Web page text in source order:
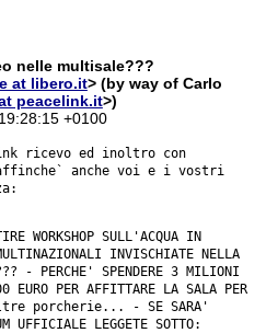
nelle multisale???
at libero.it> (by way of Carlo
peacelink.it>)
+0100
ricevo ed inoltro con
anche voi e i vostri
WORKSHOP SULL'ACQUA IN
INVISCHIATE NELLA
- PERCHE' SPENDERE 3 MILIONI
EURO PER AFFITTARE LA SALA PER
altre porcherie...
- SE SARA'
UFFICIALE LEGGETE SOTTO: